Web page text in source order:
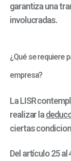
garantiza una
involucradas.
¿Qué se requiere
empresa?
La LISR
realizar la
ciertas
Del artículo 25 al